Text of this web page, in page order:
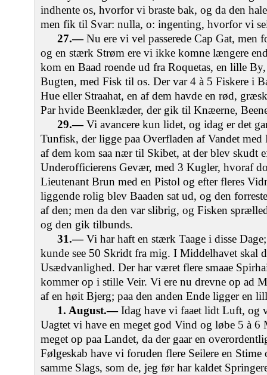
indhente os, hvorfor vi braste bak, og da den
men fik til Svar: nulla, o: ingenting, hvorfor vi
27.—Nu ere vi vel passerede Cap Gat, men
og en stærk Strøm ere vi ikke komne længere
kom en Baad roende ud fra Roquetas, en lille
Bugten, med Fisk til os. Der var 4 à 5 Fiskere i
Hue eller Straahat, en af dem havde en rød,
Par hvide Beenklæder, der gik til Knæerne,
29.—Vi avancere kun lidet, og idag er det
Tunfisk, der ligge paa Overfladen af Vandet
af dem kom saa nær til Skibet, at der blev skudt
Underofficierens Gevær, med 3 Kugler, hvoraf
Lieutenant Brun med en Pistol og efter fleres
liggende rolig blev Baaden sat ud, og den
af den; men da den var slibrig, og Fisken
og den gik tilbunds.
31.—Vi har haft en stærk Taage i disse
kunde see 50 Skridt fra mig. I Middelhavet skal
Usædvanlighed. Der har været flere smaae
kommer op i stille Veir. Vi ere nu drevne op ad
af en høit Bjerg; paa den anden Ende ligger en
1. August.—Idag have vi faaet lidt Luft, og
Uagtet vi have en meget god Vind og løbe 5 à
meget op paa Landet, da der gaar en
Følgeskab have vi foruden flere Seilere en
samme Slags, som de, jeg før har kaldet